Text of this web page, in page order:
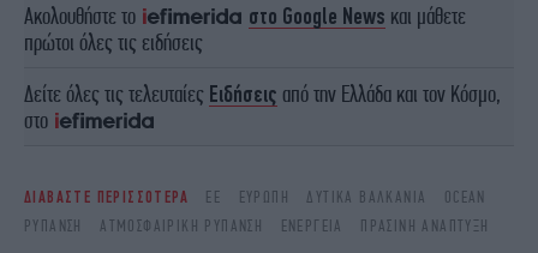
Ακολουθήστε το στο Google News και μάθετε
πρώτοι όλες τις ειδήσεις
Δείτε όλες τις τελευταίες Ειδήσεις από την Ελλάδα και τον Κόσμο,
στο
ΔΙΑΒΑΣΤΕ ΠΕΡΙΣΣΟΤΕΡΑ ΕΕ ΕΥΡΏΠΗ ΔΥΤΙΚΆ ΒΑΛΚΆΝΙΑ
OCEAN
ΡΎΠΑΝΣΗ
ΑΤΜΟΣΦΑΙΡΙΚΉ ΡΎΠΑΝΣΗ ΕΝΈΡΓΕΙΑ ΠΡΆΣΙΝΗ ΑΝΆΠΤΥΞΗ